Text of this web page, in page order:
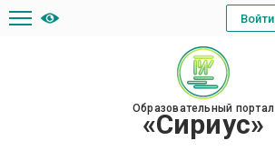
Образовательный портал
«Сириус»
Войти